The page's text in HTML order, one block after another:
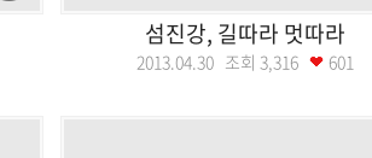
섬진강, 길따라 멋따라
2013.04.30 조회 3,316 601